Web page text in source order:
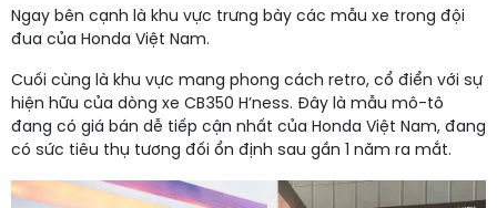
Ngay bên cạnh là khu vực trưng bày các mẫu xe trong đội
đua của Honda Việt Nam.
Cuối cùng là khu vực mang phong cách retro, cổ điển với sự
hiện hữu của dòng xe CB350 H’ness. Đây là mẫu mô-tô
đang có giá bán dễ tiếp cận nhất của Honda Việt Nam, đang
có sức tiêu thụ tương đối ổn định sau gần 1 năm ra mắt.